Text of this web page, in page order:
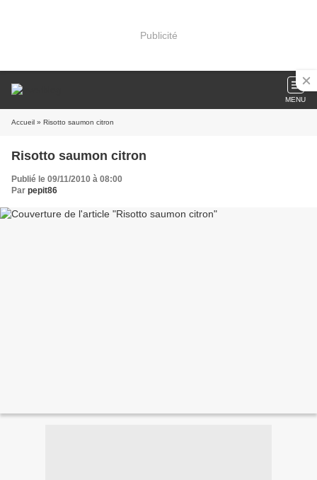
Publicité
MENU
Accueil » Risotto saumon citron
Risotto saumon citron
Publié le 09/11/2010 à 08:00
Par pepit86